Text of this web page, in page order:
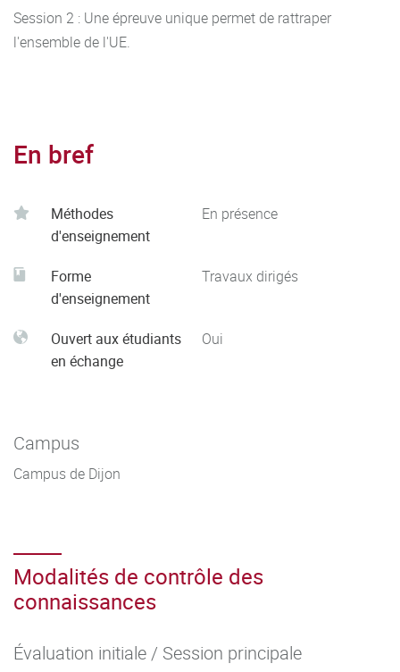
Session 2 : Une épreuve unique permet de rattraper
l'ensemble de l'UE.
En bref
Méthodes
d'enseignement
En présence
Forme
d'enseignement
Travaux dirigés
Ouvert aux étudiants
en échange
Oui
Campus
Campus de Dijon
Modalités de contrôle des
connaissances
Évaluation initiale / Session principale